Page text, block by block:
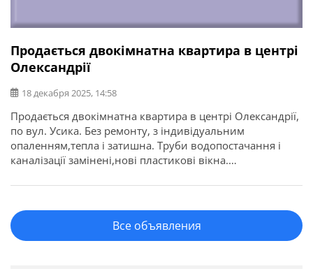
Продається двокімнатна квартира в центрі
Олександрії
18 декабря 2025, 14:58
Продається двокімнатна квартира в центрі Олександрії,
по вул. Усика. Без ремонту, з індивідуальним
опаленням,тепла і затишна. Труби водопостачання і
каналізації замінені,нові пластикові вікна.
(нові перила, новий дах, стяжка на полу). Дружні сусіди.
відділення Нової пошти і кафе, пл. Соборна. Не
дивлячись на поверховість, завжди […]
Все объявления